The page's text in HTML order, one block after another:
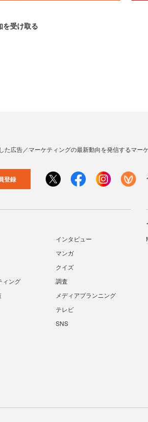
を受け取る
た広告／マーケティングの最新動向を発信するマー
登録
インタビュー
マンガ
クイズ
ィング
調査
メディアプランニング
テレビ
SNS